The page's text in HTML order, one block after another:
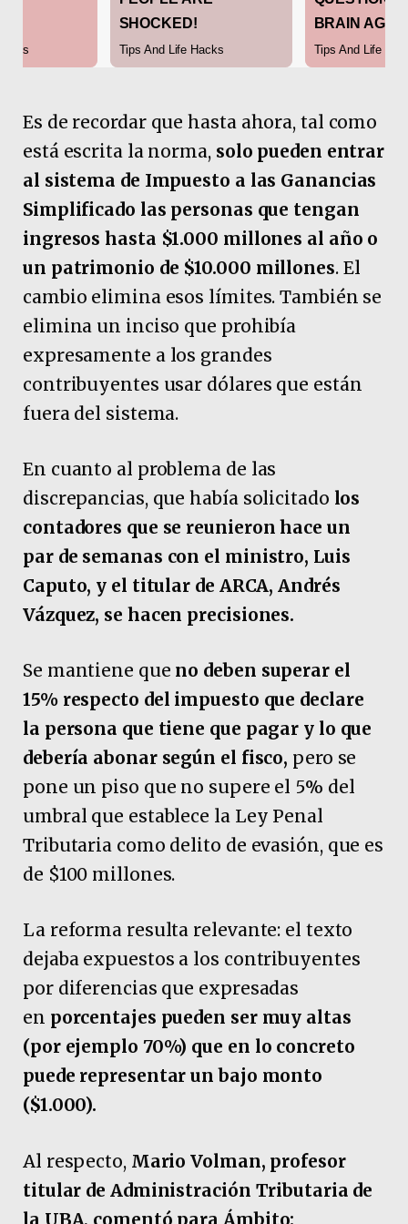
Es de recordar que hasta ahora, tal como
está escrita la norma, solo pueden entrar
al sistema de Impuesto a las Ganancias
Simplificado las personas que tengan
ingresos hasta $1.000 millones al año o
un patrimonio de $10.000 millones. El
cambio elimina esos límites. También se
elimina un inciso que prohibía
expresamente a los grandes
contribuyentes usar dólares que están
fuera del sistema.
En cuanto al problema de las
discrepancias, que había solicitado los
contadores que se reunieron hace un
par de semanas con el ministro, Luis
Caputo, y el titular de ARCA, Andrés
Vázquez, se hacen precisiones.
Se mantiene que no deben superar el
15% respecto del impuesto que declare
la persona que tiene que pagar y lo que
debería abonar según el fisco, pero se
pone un piso que no supere el 5% del
umbral que establece la Ley Penal
Tributaria como delito de evasión, que es
de $100 millones.
La reforma resulta relevante: el texto
dejaba expuestos a los contribuyentes
por diferencias que expresadas
en porcentajes pueden ser muy altas
(por ejemplo 70%) que en lo concreto
puede representar un bajo monto
($1.000).
Al respecto, Mario Volman, profesor
titular de Administración Tributaria de
la UBA, comentó para Ámbito: